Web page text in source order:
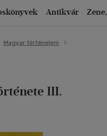
Antikvár
Magyar történelem
III.